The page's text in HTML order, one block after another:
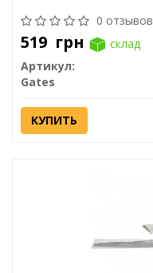
0 отзывов
519 грн
склад
Артикул:
Gates
КУПИТЬ